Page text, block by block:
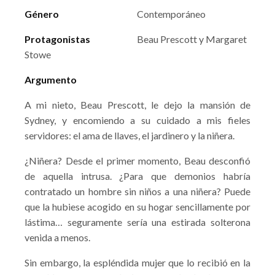
Género Contemporáneo
Protagonistas
Beau Prescott y Margaret
Stowe
Argumento
A mi nieto, Beau Prescott, le dejo la mansión de
Sydney, y encomiendo a su cuidado a mis fieles
servidores: el ama de llaves, el jardinero y la niñera.
¿Niñera? Desde el primer momento, Beau desconfió
de aquella intrusa. ¿Para que demonios habría
contratado un hombre sin niños a una niñera? Puede
que la hubiese acogido en su hogar sencillamente por
lástima… seguramente sería una estirada solterona
venida a menos.
Sin embargo, la espléndida mujer que lo recibió en la